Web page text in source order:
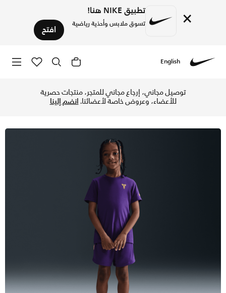
× تطبيق NIKE هنا!
تسوق ملابس وأحذية رياضية افتح
English
توصيل مجاني، إرجاع مجاني للمتجر، منتجات حصرية
للأعضاء، وعروض خاصة لأعضائنا.انضم إلينا